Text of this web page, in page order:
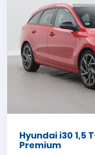
Hyundai i30 1,5
Premium